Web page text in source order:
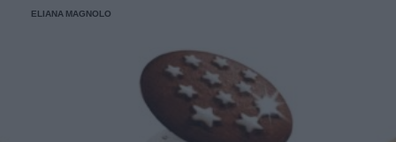
ELIANA MAGNOLO